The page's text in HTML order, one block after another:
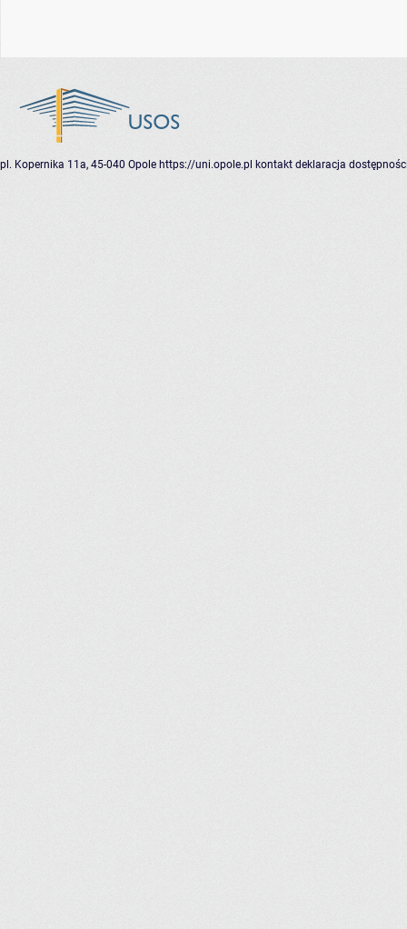
pl. Kopernika 11a, 45-040 Opole https://uni.opole.pl kontakt deklaracja